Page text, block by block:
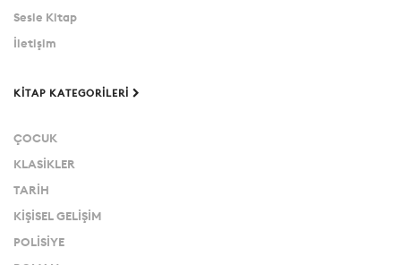
Sesle Kitap
İletişim
KITAP KATEGORILERI
ÇOCUK
KLASİKLER
TARİH
KİŞİSEL GELİŞİM
POLİSİYE